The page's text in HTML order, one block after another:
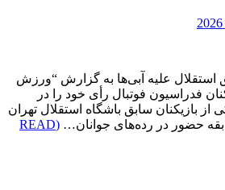
استقلال علیه آبی‌ها به گزارش “ورزش
فدراسیون فوتبال رأی خود را در
از بازیکنان سابق باشگاه استقلال تهران
حضور در رده‌های جوانان…
(READ